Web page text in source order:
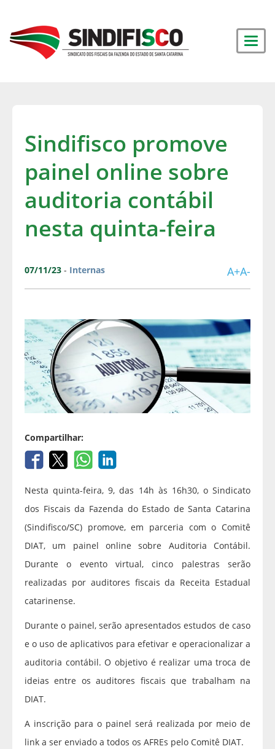
Sindifisco promove
painel online sobre
auditoria contábil
nesta quinta-feira
07/11/23 - Internas A+A-
Compartilhar:
Nesta quinta-feira, 9, das 14h às 16h30, o Sindicato
dos Fiscais da Fazenda do Estado de Santa Catarina
(Sindifisco/SC) promove, em parceria com o Comitê
DIAT, um painel online sobre Auditoria Contábil.
Durante o evento virtual, cinco palestras serão
realizadas por auditores fiscais da Receita Estadual
catarinense.
Durante o painel, serão apresentados estudos de caso
e o uso de aplicativos para efetivar e operacionalizar a
auditoria contábil. O objetivo é realizar uma troca de
ideias entre os auditores fiscais que trabalham na
DIAT.
A inscrição para o painel será realizada por meio de
link a ser enviado a todos os AFREs pelo Comitê DIAT.